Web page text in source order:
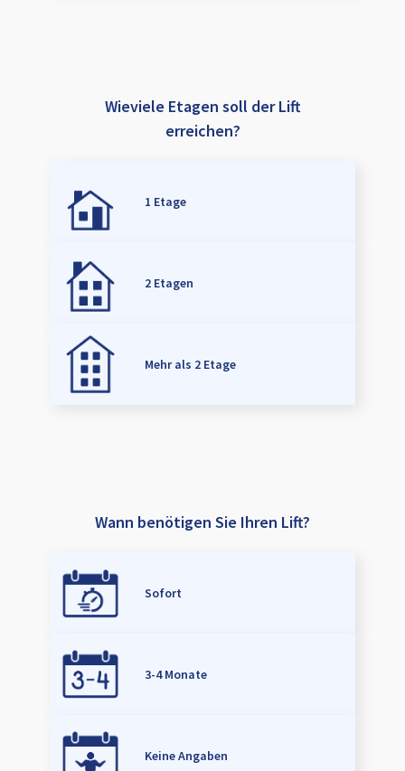
Wieviele Etagen soll der Lift
erreichen?
1 Etage
2 Etagen
Mehr als 2 Etage
Wann benötigen Sie Ihren Lift?
Sofort
3-4 Monate
Keine Angaben